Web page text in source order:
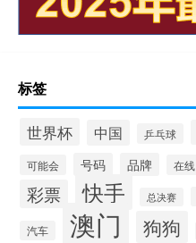
标签
世界杯 中国 乒乓球
可能会 号码 品牌 在线
彩票 快手 总决赛
汽车 澳门 狗狗